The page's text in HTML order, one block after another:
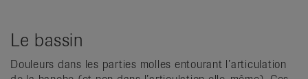
Le bassin
Douleurs dans les parties molles entourant l’articulation